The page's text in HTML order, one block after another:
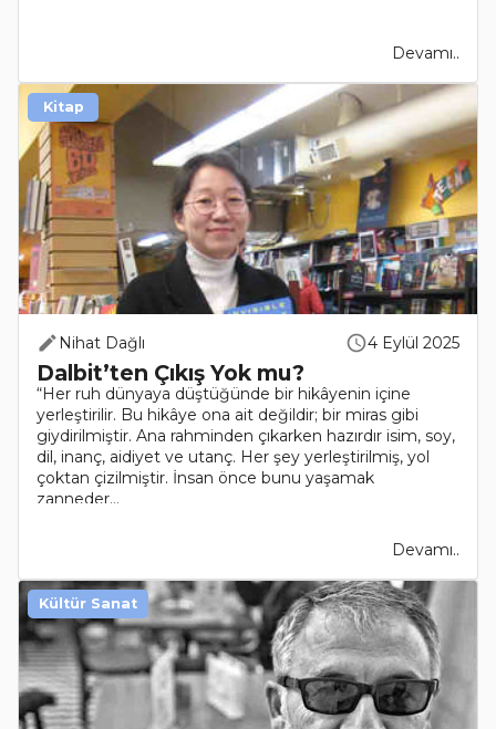
Devamı..
Nihat Dağlı 4 Eylül 2025
Dalbit’ten Çıkış Yok mu?
“Her ruh dünyaya düştüğünde bir hikâyenin içine
yerleştirilir. Bu hikâye ona ait değildir; bir miras gibi
giydirilmiştir. Ana rahminden çıkarken hazırdır isim, soy,
dil, inanç, aidiyet ve utanç. Her şey yerleştirilmiş, yol
çoktan çizilmiştir. İnsan önce bunu yaşamak
zanneder...
Devamı..
Kitap
Kültür Sanat